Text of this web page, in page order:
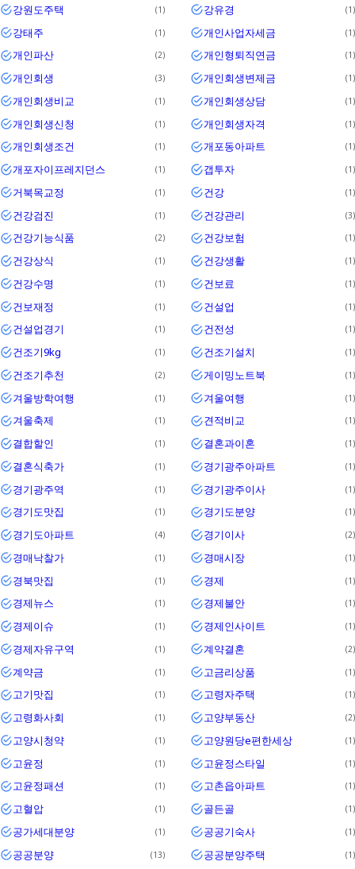
강원도주택 1 강유경 1
강태주 1 개인사업자세금 1
개인파산 2 개인형퇴직연금 1
개인회생 3 개인회생변제금 1
개인회생비교 1 개인회생상담 1
개인회생신청 1 개인회생자격 1
개인회생조건 1 개포동아파트 1
개포자이프레지던스 1 갭투자 1
거북목교정 1 건강 1
건강검진 1 건강관리 3
건강기능식품 2 건강보험 1
건강상식 1 건강생활 1
건강수명 1 건보료 1
건보재정 1 건설업 1
건설업경기 1 건전성 1
건조기9kg 1 건조기설치 1
건조기추천 2 게이밍노트북 1
겨울방학여행 1 겨울여행 1
겨울축제 1 견적비교 1
결합할인 1 결혼과이혼 1
결혼식축가 1 경기광주아파트 1
경기광주역 1 경기광주이사 1
경기도맛집 1 경기도분양 1
경기도아파트 4 경기이사 2
경매낙찰가 1 경매시장 1
경북맛집 1 경제 1
경제뉴스 1 경제불안 1
경제이슈 1 경제인사이트 1
경제자유구역 1 계약결혼 2
계약금 1 고금리상품 1
고기맛집 1 고령자주택 1
고령화사회 1 고양부동산 2
고양시청약 1 고양원당e편한세상 1
고윤정 1 고윤정스타일 1
고윤정패션 1 고촌읍아파트 1
고혈압 1 골든골 1
공가세대분양 1 공공기숙사 1
공공분양 13 공공분양주택 1